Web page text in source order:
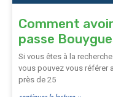
Comment
passe
Si vous êtes à la
vous pouvez vous référer
près de 25